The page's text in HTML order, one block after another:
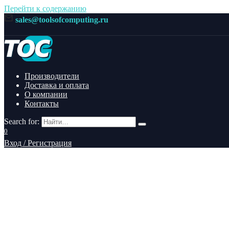
Перейти к содержанию
sales@toolsofcomputing.ru
Производители
Доставка и оплата
О компании
Контакты
Search for:
0
Вход / Регистрация